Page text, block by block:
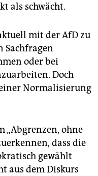
als schwächt.
mit der AfD zu
Sachfragen
oder bei
Doch
Normalisierung
„Abgrenzen, ohne
dass die
gewählt
aus dem Diskurs